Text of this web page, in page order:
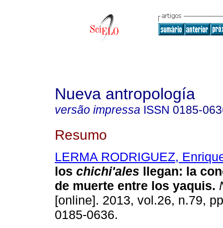
Nueva antropología
versão impressa ISSN 0185-
Resumo
LERMA RODRIGUEZ,
los chichi'ales llegan: la
de muerte entre los yaquis.
[online]. 2013, vol.26, n.79,
0185-0636.